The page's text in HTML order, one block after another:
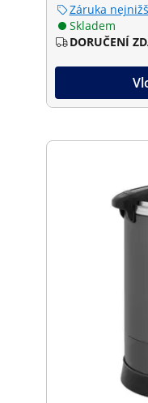
Záruka
Skladem
DORUČENÍ